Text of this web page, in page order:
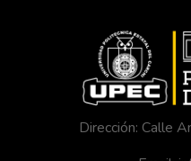
Dirección: Calle